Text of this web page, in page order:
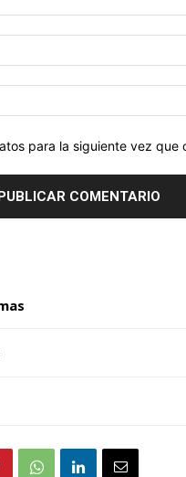
para la siguiente vez que